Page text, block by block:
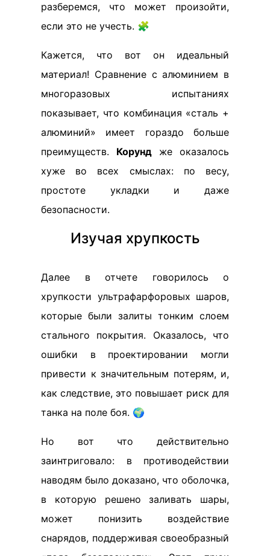
разберемся, что может произойти,
если это не учесть. 🧩
Кажется, что вот он идеальный
материал! Сравнение с алюминием в
многоразовых испытаниях
показывает, что комбинация «сталь +
алюминий» имеет гораздо больше
преимуществ. Корунд же оказалось
хуже во всех смыслах: по весу,
простоте укладки и даже
безопасности.
Изучая хрупкость
Далее в отчете говорилось о
хрупкости ультрафарфоровых шаров,
которые были залиты тонким слоем
стального покрытия. Оказалось, что
ошибки в проектировании могли
привести к значительным потерям, и,
как следствие, это повышает риск для
танка на поле боя. 🌍
Но вот что действительно
заинтриговало: в противодействии
наводям было доказано, что оболочка,
в которую решено заливать шары,
может понизить воздействие
снарядов, поддерживая своеобразный